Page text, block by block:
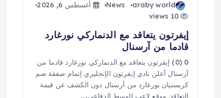
araby world
News
أغسطس 6, 2026
10 views
إيفرتون يتعاقد مع الدنماركي نورغارد
قادما من آرسنال
0 (0) إيفرتون يتعاقد مع الدنماركي نورغارد قادما من
آرسنال أعلن نادي إيفرتون الإنجليزي إتمام صفقة ضم
كريستيان نورغارد من آرسنال دون الكشف عن قيمة
التعاقد. ووقع لاعب الوسط الدفاعي،…